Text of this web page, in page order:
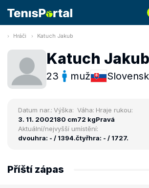
Hráči Katuch Jakub
Katuch Jakub
23 muž
Datum nar.:
3. 11. 2002
Výška:
180 cm
Váha:
72 kg
Hraje rukou:
Pravá
Aktuální/nejvyšší umístění:
dvouhra: - / 1394.čtyřhra: - / 1727.
Příští zápas